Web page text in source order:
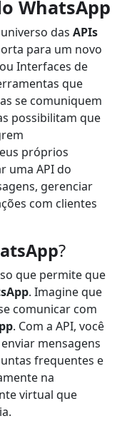
WhatsApp
das APIs
para um novo
Interfaces de
que
se comuniquem
possibilitam que
próprios
uma API do
gerenciar
com clientes
?
que permite que
. Imagine que
comunicar com
. Com a API, você
mensagens
frequentes e
na
virtual que